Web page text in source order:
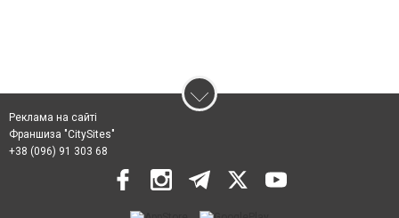
Реклама на сайті
Франшиза "CitySites"
+38 (096) 91 303 68